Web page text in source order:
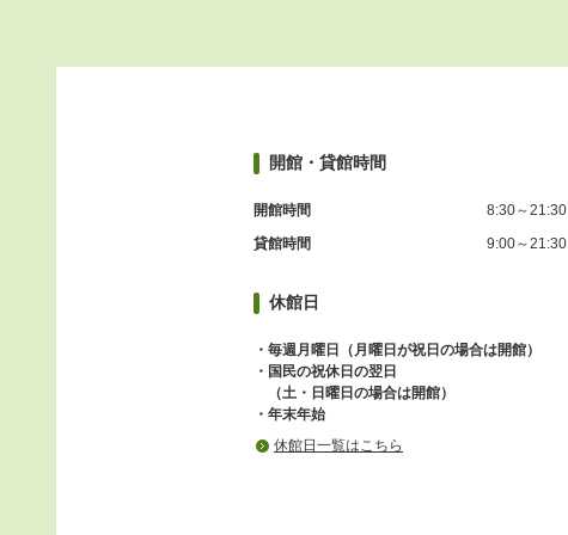
開館・貸館時間
開館時間
8:30～21:30
貸館時間
9:00～21:30
休館日
・毎週月曜日（月曜日が祝日の場合は開館）
・国民の祝休日の翌日
（土・日曜日の場合は開館）
・年末年始
休館日一覧はこちら